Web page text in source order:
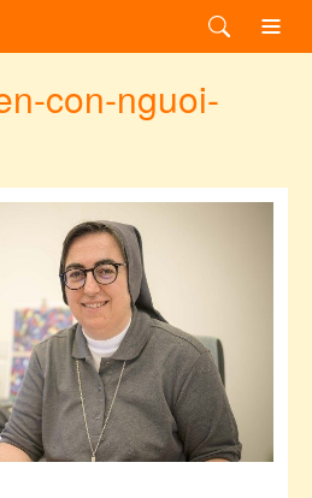
con-nguoi-
con-nguoi-toan-dien